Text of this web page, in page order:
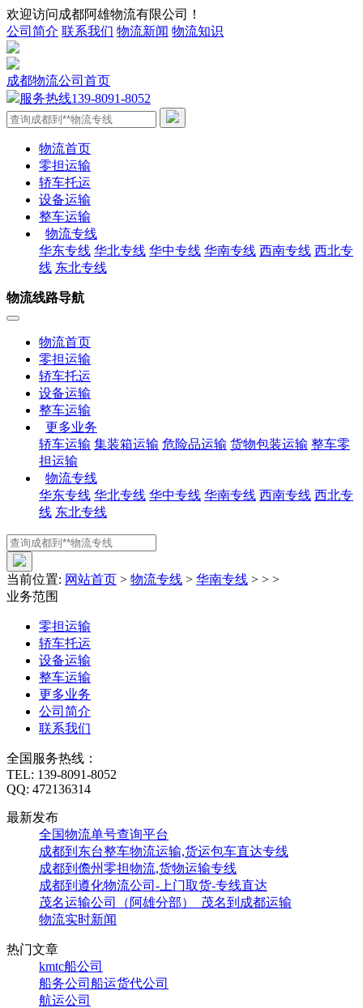
欢迎访问成都阿雄物流有限公司！
公司简介 联系我们 物流新闻 物流知识
成都物流公司首页
服务热线139-8091-8052
物流首页
零担运输
轿车托运
设备运输
整车运输
物流专线
华东专线 华北专线 华中专线 华南专线 西南专线 西北专
线 东北专线
物流线路导航
物流首页
零担运输
轿车托运
设备运输
整车运输
更多业务
轿车运输 集装箱运输 危险品运输 货物包装运输 整车零
担运输
物流专线
华东专线 华北专线 华中专线 华南专线 西南专线 西北专
线 东北专线
当前位置: 网站首页 > 物流专线 > 华南专线 > > >
业务范围
零担运输
轿车托运
设备运输
整车运输
更多业务
公司简介
联系我们
全国服务热线：
TEL: 139-8091-8052
QQ: 472136314
最新发布
全国物流单号查询平台
成都到东台整车物流运输,货运包车直达专线
成都到儋州零担物流,货物运输专线
成都到遵化物流公司-上门取货-专线直达
茂名运输公司（阿雄分部）_茂名到成都运输
物流实时新闻
热门文章
kmtc船公司
船务公司船运货代公司
航运公司